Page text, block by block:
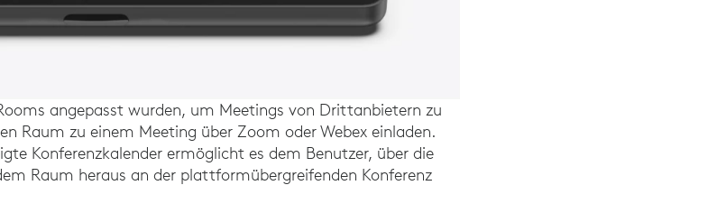
angepasst wurden, um Meetings von Drittanbietern zu
Raum zu einem Meeting über Zoom oder Webex einladen.
Konferenzkalender ermöglicht es dem Benutzer, über die
Raum heraus an der plattformübergreifenden Konferenz